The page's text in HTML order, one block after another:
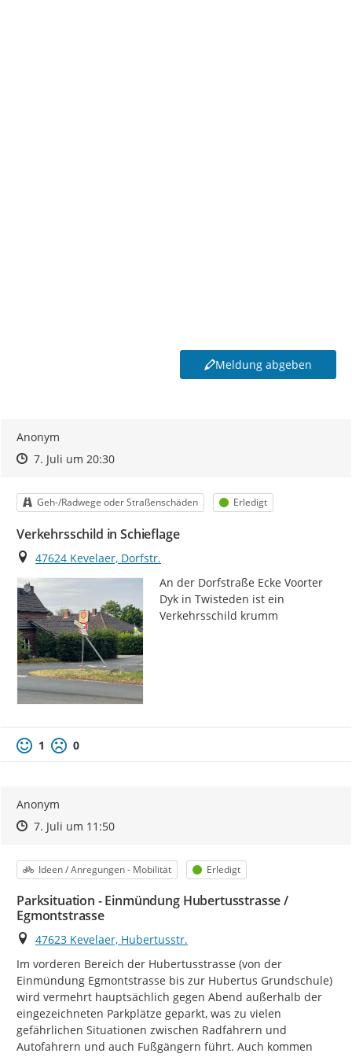
Meldung abgeben
Anonym
Zeitpunkt des Erstellens
Zeitpunkt des Erstellens
7. Juli um 20:30Zur Äußerung
Kategorie
Geh-/Radwege oder Straßenschäden Status
Erledigt
Verkehrsschild in Schieflage
Ort
47624 Kevelaer, Dorfstr.
An der Dorfstraße Ecke Voorter
Dyk in Twisteden ist ein
Verkehrsschild krumm
1 0
Anonym
Zeitpunkt des Erstellens
Zeitpunkt des Erstellens
7. Juli um 11:50Zur Äußerung
Kategorie
Ideen / Anregungen - Mobilität Status
Erledigt
Parksituation - Einmündung Hubertusstrasse /
Egmontstrasse
Ort
47623 Kevelaer, Hubertusstr.
Im vorderen Bereich der Hubertusstrasse (von der
Einmündung Egmontstrasse bis zur Hubertus Grundschule)
wird vermehrt hauptsächlich gegen Abend außerhalb der
eingezeichneten Parkplätze geparkt, was zu vielen
gefährlichen Situationen zwischen Radfahrern und
Autofahrern und auch Fußgängern führt. Auch kommen